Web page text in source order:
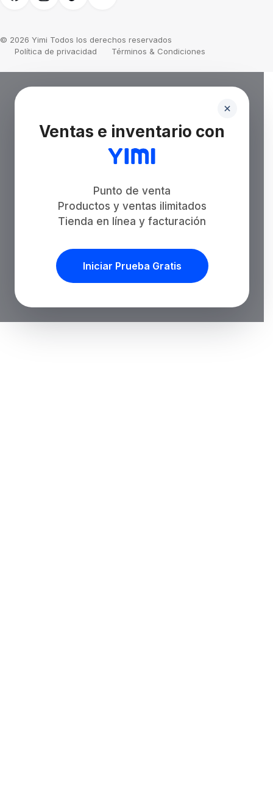
© 2026 Yimi Todos los derechos reservados
Política de privacidad
Términos & Condiciones
Ventas e inventario con
Punto de venta
Productos y ventas ilimitados
Tienda en línea y facturación
Iniciar Prueba Gratis